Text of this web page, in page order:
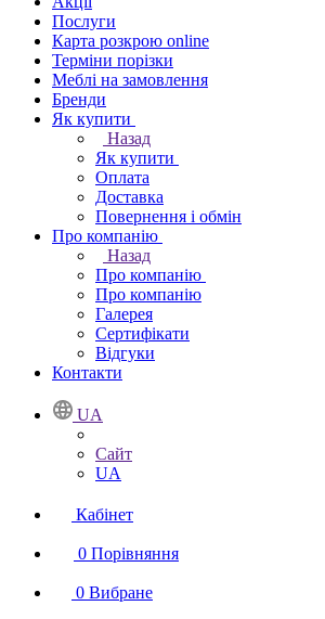
Послуги
Карта розкрою online
Терміни порізки
Меблі на замовлення
Бренди
Як купити
Назад
Як купити
Оплата
Доставка
Повернення і обмін
Про компанію
Назад
Про компанію
Про компанію
Галерея
Сертифікати
Відгуки
Контакти
UA
Сайт
UA
Кабінет
0 Порівняння
0 Вибране